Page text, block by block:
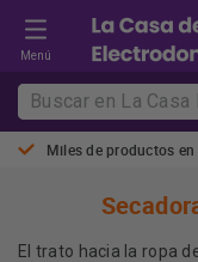
Menú
Miles de productos
El trato hacia la ropa